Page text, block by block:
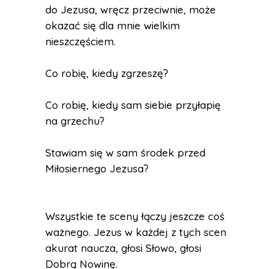
do Jezusa, wręcz przeciwnie, może
okazać się dla mnie wielkim
nieszczęściem.
Co robię, kiedy zgrzeszę?
Co robię, kiedy sam siebie przyłapię
na grzechu?
Stawiam się w sam środek przed
Miłosiernego Jezusa?
Wszystkie te sceny łączy jeszcze coś
ważnego. Jezus w każdej z tych scen
akurat naucza, głosi Słowo, głosi
Dobrą Nowinę.